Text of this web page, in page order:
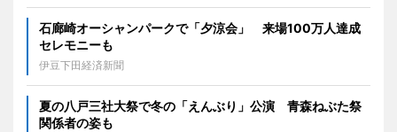
石廊崎オーシャンパークで「夕涼会」 来場100万人達成
セレモニーも
伊豆下田経済新聞
夏の八戸三社大祭で冬の「えんぶり」公演 青森ねぶた祭
関係者の姿も